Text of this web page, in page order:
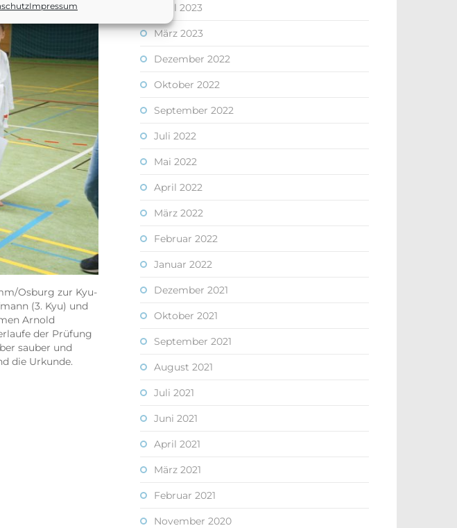
Impressum
Osburg zur Kyu-
(3. Kyu) und
Arnold
der Prüfung
sauber und
die Urkunde.
April 2023
März 2023
Dezember 2022
Oktober 2022
September 2022
Juli 2022
Mai 2022
April 2022
März 2022
Februar 2022
Januar 2022
Dezember 2021
Oktober 2021
September 2021
August 2021
Juli 2021
Juni 2021
April 2021
März 2021
Februar 2021
November 2020